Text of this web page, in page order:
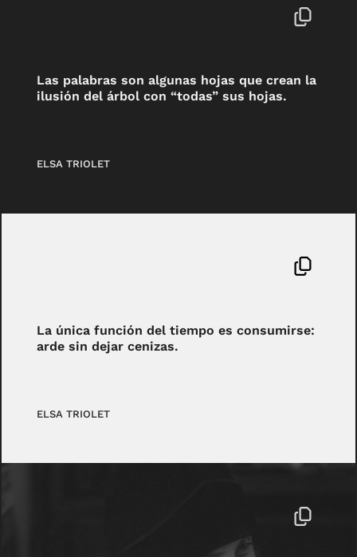
Las palabras son algunas hojas que crean la
ilusión del árbol con “todas” sus hojas.
ELSA TRIOLET
La única función del tiempo es consumirse:
arde sin dejar cenizas.
ELSA TRIOLET